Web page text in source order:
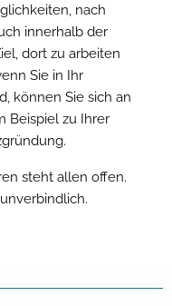
nach
innerhalb der
dort zu arbeiten
Sie in Ihr
können Sie sich an
Beispiel zu Ihrer
steht allen offen.